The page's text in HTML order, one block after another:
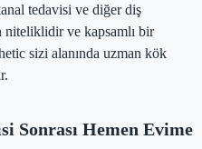
tedavisi ve diğer diş
ve kapsamlı bir
sizi alanında uzman kök
Sonrası Hemen Evime